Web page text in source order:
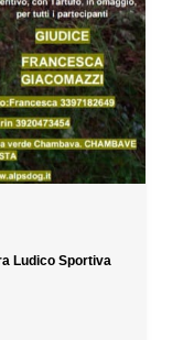
Ludico Sportiva